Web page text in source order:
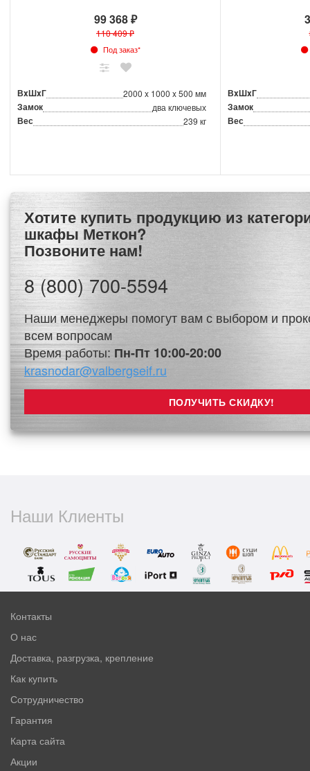
99 368 ₽
110 409 ₽
Под заказ*
ВxШxГ 2000 x 1000 x 500 мм
Замок два ключевых
Вес 239 кг
ВxШxГ
Замок
Вес
Хотите купить продукцию из категории Армейские
шкафы Меткон?
Позвоните нам!
8 (800) 700-5594
Наши менеджеры помогут вам с выбором и
всем вопросам
Время работы: Пн-Пт 10:00-20:00
krasnodar@valbergseif.ru
Наши Клиенты
Контакты
О нас
Доставка, разгрузка, крепление
Как купить
Сотрудничество
Гарантия
Карта сайта
Акции